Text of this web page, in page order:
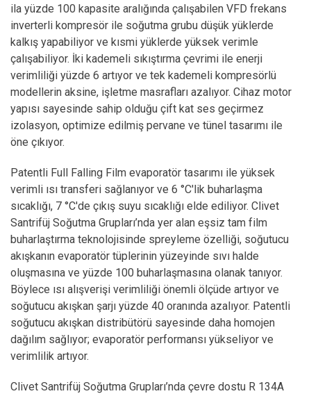
ila yüzde 100 kapasite aralığında çalışabilen VFD frekans
inverterli kompresör ile soğutma grubu düşük yüklerde
kalkış yapabiliyor ve kısmi yüklerde yüksek verimle
çalışabiliyor. İki kademeli sıkıştırma çevrimi ile enerji
verimliliği yüzde 6 artıyor ve tek kademeli kompresörlü
modellerin aksine, işletme masrafları azalıyor. Cihaz motor
yapısı sayesinde sahip olduğu çift kat ses geçirmez
izolasyon, optimize edilmiş pervane ve tünel tasarımı ile
öne çıkıyor.
Patentli Full Falling Film evaporatör tasarımı ile yüksek
verimli ısı transferi sağlanıyor ve 6 °C'lik buharlaşma
sıcaklığı, 7 °C'de çıkış suyu sıcaklığı elde ediliyor. Clivet
Santrifüj Soğutma Grupları’nda yer alan eşsiz tam film
buharlaştırma teknolojisinde spreyleme özelliği, soğutucu
akışkanın evaporatör tüplerinin yüzeyinde sıvı halde
oluşmasına ve yüzde 100 buharlaşmasına olanak tanıyor.
Böylece ısı alışverişi verimliliği önemli ölçüde artıyor ve
soğutucu akışkan şarjı yüzde 40 oranında azalıyor. Patentli
soğutucu akışkan distribütörü sayesinde daha homojen
dağılım sağlıyor; evaporatör performansı yükseliyor ve
verimlilik artıyor.
Clivet Santrifüj Soğutma Grupları’nda çevre dostu R 134A